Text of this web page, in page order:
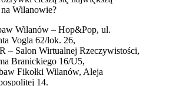
Wilanowie?
Wilanów – Hop&Pop, ul.
Vogla 62/lok. 26,
– Salon Wirtualnej Rzeczywistości,
Branickiego 16/U5,
Fikołki Wilanów, Aleja
14.